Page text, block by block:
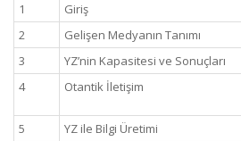
1
Giriş
2
Gelişen Medyanın Tanımı
3
YZ’nin Kapasitesi ve Sonuçları
4
Otantik İletişim
5
YZ ile Bilgi Üretimi